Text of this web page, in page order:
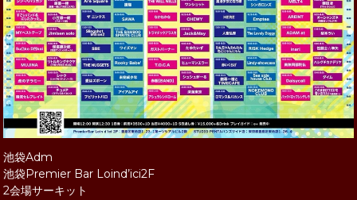
池袋Adm
池袋Premier Bar Loind’ici2F
2会場サーキット